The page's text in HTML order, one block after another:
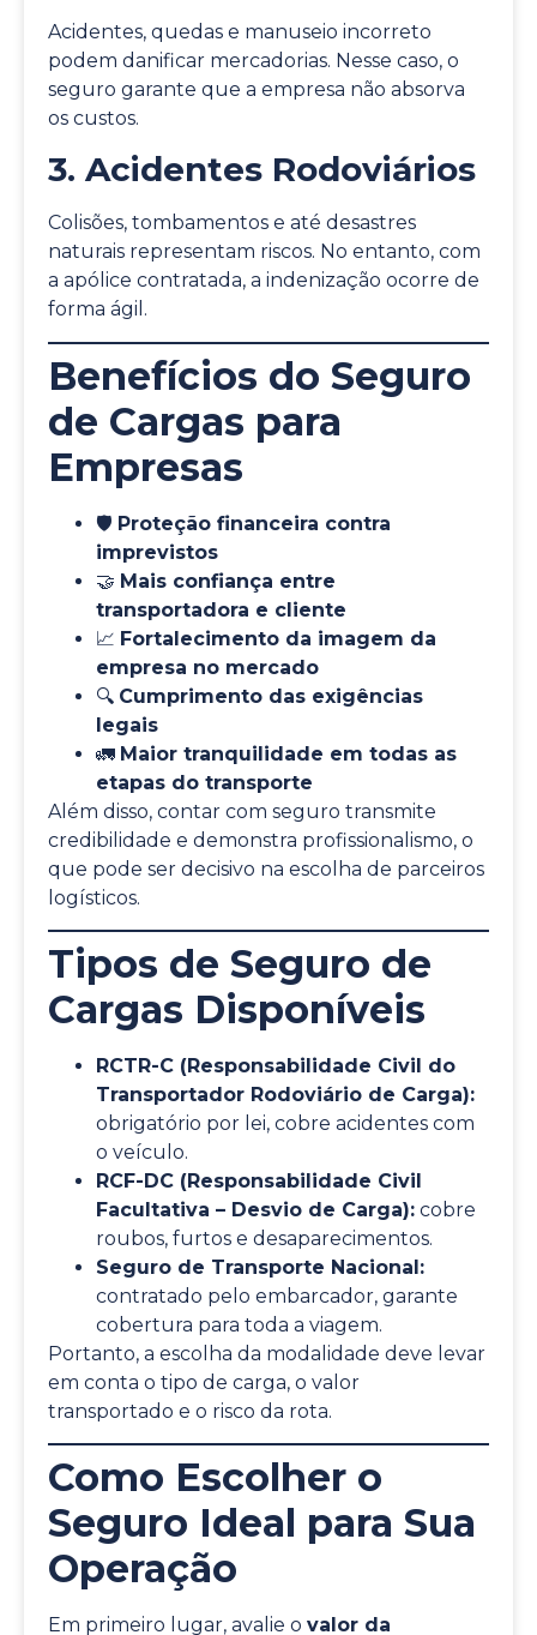
Acidentes, quedas e manuseio incorreto
podem danificar mercadorias. Nesse caso, o
seguro garante que a empresa não absorva
os custos.
3. Acidentes Rodoviários
Colisões, tombamentos e até desastres
naturais representam riscos. No entanto, com
a apólice contratada, a indenização ocorre de
forma ágil.
Benefícios do Seguro
de Cargas para
Empresas
🛡️ Proteção financeira contra
imprevistos
🤝 Mais confiança entre
transportadora e cliente
📈 Fortalecimento da imagem da
empresa no mercado
🔍 Cumprimento das exigências
legais
🚛 Maior tranquilidade em todas as
etapas do transporte
Além disso, contar com seguro transmite
credibilidade e demonstra profissionalismo, o
que pode ser decisivo na escolha de parceiros
logísticos.
Tipos de Seguro de
Cargas Disponíveis
RCTR-C (Responsabilidade Civil do
Transportador Rodoviário de Carga):
obrigatório por lei, cobre acidentes com
o veículo.
RCF-DC (Responsabilidade Civil
Facultativa – Desvio de Carga): cobre
roubos, furtos e desaparecimentos.
Seguro de Transporte Nacional:
contratado pelo embarcador, garante
cobertura para toda a viagem.
Portanto, a escolha da modalidade deve levar
em conta o tipo de carga, o valor
transportado e o risco da rota.
Como Escolher o
Seguro Ideal para Sua
Operação
Em primeiro lugar, avalie o valor da